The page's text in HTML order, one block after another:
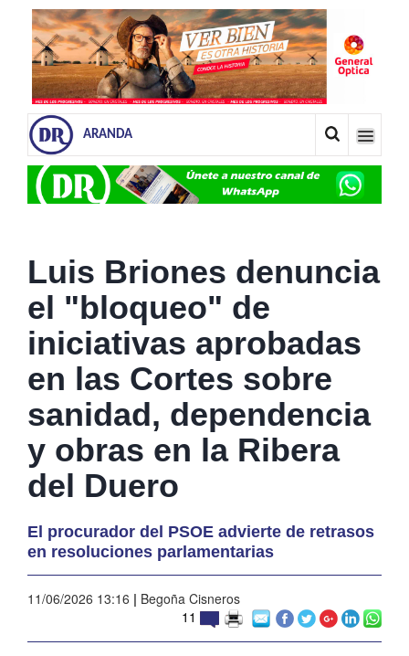
ARANDA
Luis Briones denuncia
el "bloqueo" de
iniciativas aprobadas
en las Cortes sobre
sanidad, dependencia
y obras en la Ribera
del Duero
El procurador del PSOE advierte de retrasos
en resoluciones parlamentarias
11/06/2026 13:16 | Begoña Cisneros
11